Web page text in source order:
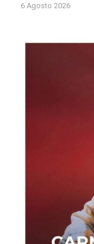
6 Agosto 2026